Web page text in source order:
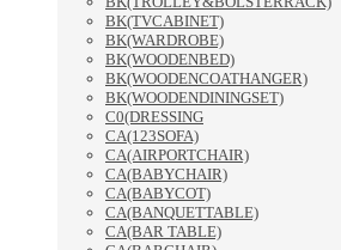
BK(TVCABINET)
BK(WARDROBE)
BK(WOODENBED)
BK(WOODENCOATHANGER)
BK(WOODENDININGSET)
C0(DRESSING
CA(123SOFA)
CA(AIRPORTCHAIR)
CA(BABYCHAIR)
CA(BABYCOT)
CA(BANQUETTABLE)
CA(BAR TABLE)